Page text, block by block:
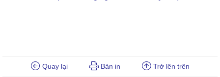
Quay lại Bản in Trở lên trên